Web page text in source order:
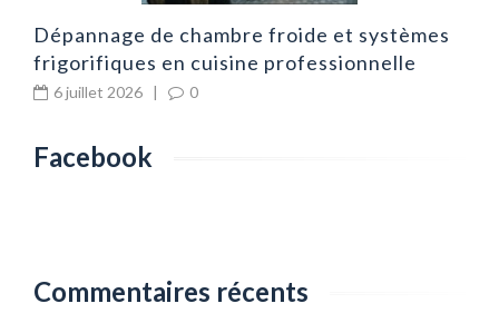
Dépannage de chambre froide et systèmes
frigorifiques en cuisine professionnelle
6 juillet 2026 | 0
Facebook
Commentaires récents